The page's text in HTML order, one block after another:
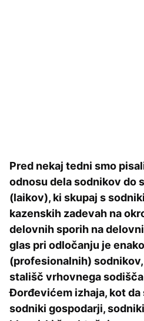
Pred nekaj tedni smo
odnosu dela sodnikov do
(laikov), ki skupaj s
kazenskih zadevah na
delovnih sporih na
glas pri odločanju je
(profesionalnih)
stališč vrhovnega
Đorđevićem izhaja, kot
sodniki gospodarji,